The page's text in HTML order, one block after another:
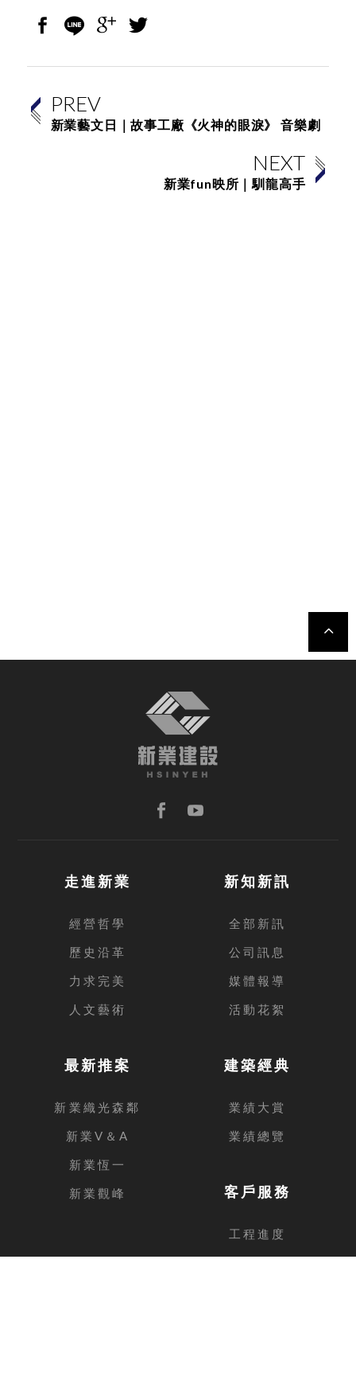
PREV
新業藝文日｜故事工廠《火神的眼淚》 音樂劇
NEXT
新業fun映所｜馴龍高手
走進新業
經營哲學
歷史沿革
力求完美
人文藝術
新知新訊
全部新訊
公司訊息
媒體報導
活動花絮
最新推案
新業織光森鄰
新業V＆A
新業恆一
新業觀峰
建築經典
業績大賞
業績總覽
客戶服務
工程進度